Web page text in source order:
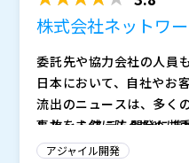
株式会社ネットワ
委託先や協力会社の人員
日本において、自社やお
流出のニュースは、多く
した。 システム開発に携
事とは思えない、話を聞
事故を未然に防ぐために
を適切に管理するなど、
アジャイル開発